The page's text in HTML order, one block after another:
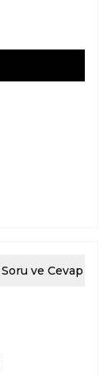
Soru ve Cevap